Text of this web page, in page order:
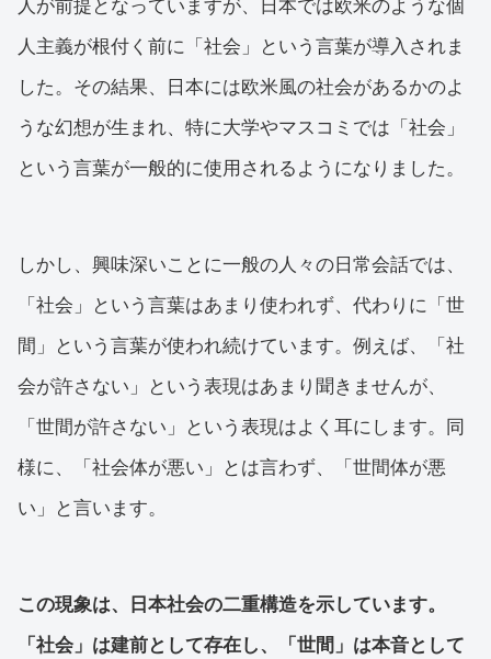
人が前提となっていますが、日本では欧米のような個
人主義が根付く前に「社会」という言葉が導入されま
した。その結果、日本には欧米風の社会があるかのよ
うな幻想が生まれ、特に大学やマスコミでは「社会」
という言葉が一般的に使用されるようになりました。
しかし、興味深いことに一般の人々の日常会話では、
「社会」という言葉はあまり使われず、代わりに「世
間」という言葉が使われ続けています。例えば、「社
会が許さない」という表現はあまり聞きませんが、
「世間が許さない」という表現はよく耳にします。同
様に、「社会体が悪い」とは言わず、「世間体が悪
い」と言います。
この現象は、日本社会の二重構造を示しています。
「社会」は建前として存在し、「世間」は本音として